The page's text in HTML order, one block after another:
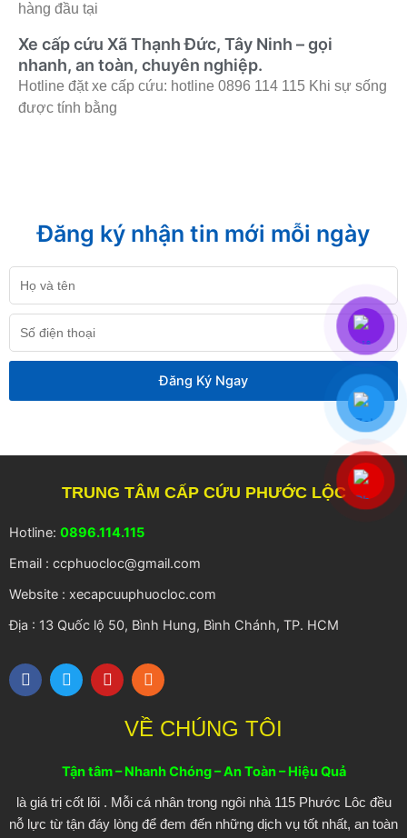
hàng đầu tại
Xe cấp cứu Xã Thạnh Đức, Tây Ninh – gọi
nhanh, an toàn, chuyên nghiệp.
Hotline đặt xe cấp cứu: hotline 0896 114 115 Khi sự sống
được tính bằng
Đăng ký nhận tin mới mỗi ngày
và
tên
điện
thoại
Đăng Ký Ngay
TRUNG TÂM CẤP CỨU PHƯỚC LỘC
Hotline: 0896.114.115
Email : ccphuocloc@gmail.com
Website : xecapcuuphuocloc.com
Địa : 13 Quốc lộ 50, Bình Hung, Bình Chánh, TP. HCM
F
a
T
w
r
Y
o
e
R
s
VỀ CHÚNG TÔI
Tận tâm – Nhanh Chóng – An Toàn – Hiệu Quả
là giá trị cốt lõi . Mỗi cá nhân trong ngôi nhà 115 Phước Lôc đều
nỗ lực từ tận đáy lòng để đem đến những dịch vụ tốt nhất, an toàn